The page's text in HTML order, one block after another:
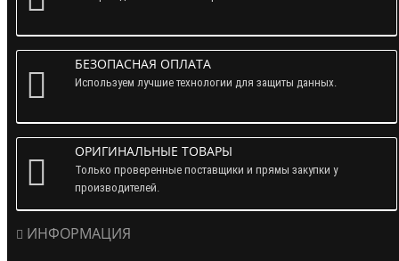
БЕЗОПАСНАЯ ОПЛАТА
Используем лучшие технологии для защиты данных.
ОРИГИНАЛЬНЫЕ ТОВАРЫ
Только проверенные поставщики и прямы закупки у
производителей.
ИНФОРМАЦИЯ